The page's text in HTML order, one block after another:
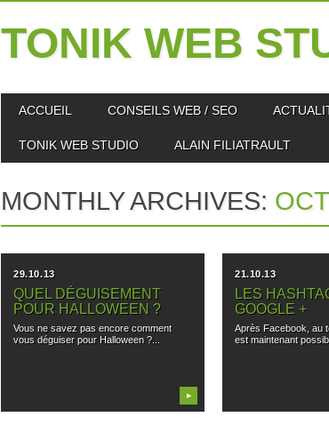
TONIK WEB
MAIN MENU
ACCUEIL CONSEILS WEB / SEO
TONIK WEB STUDIO ALAIN FILIATRAULT
MONTHLY ARCHIVES:
29.10.13
QUEL DÉGUISEMENT
POUR HALLOWEEN ?
Vous ne savez pas encore comment
vous déguiser pour Halloween ?...
▶
21.10.13
LES
GOOGLE +
Après Facebook, au
est maintenant